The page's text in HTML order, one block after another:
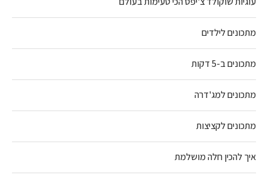
מתכונים לילדים
מתכונים ב-5 דקות
מתכונים למג'דרה
מתכונים לקציצות
איך להכין חלה מושלמת